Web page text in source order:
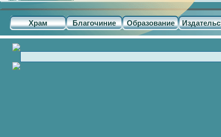
Храм Благочиние Образование